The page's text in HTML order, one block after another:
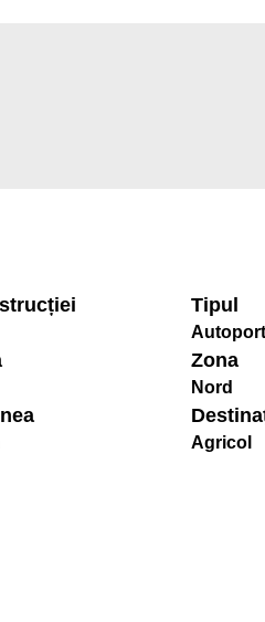
Tipul
Zona
Nord
Agricol